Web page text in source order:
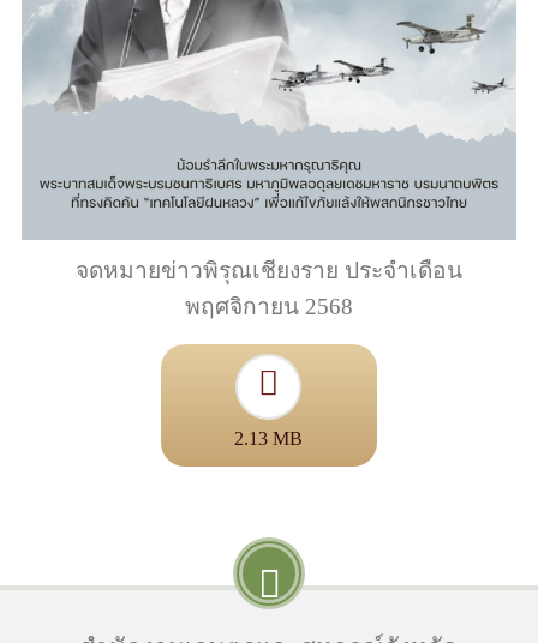
จดหมายข่าวพิรุณเชียงราย ประจำเดือน
พฤศจิกายน 2568
2.13 MB